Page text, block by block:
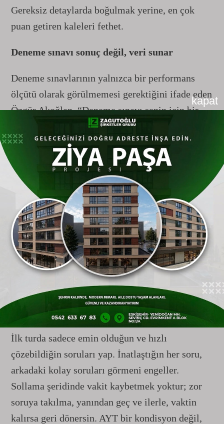
kapat
Gereksiz detaylarda boğulmak yerine, en çok
puan getiren kaleleri fethet.
Deneme sınavı sonuç değil, veri sunar
Deneme sınavlarının yalnızca bir performans
ölçütü olarak görülmemesi gerektiğini ifade eden
Özgür Akoğlan, “Deneme sınavı senin için bir
başarı ölçer değil, bir eksik tespit cihazıdır.
Deneme bittiğinde yanlış yaptığın soruları bir
dosyada biriktir. Her hafta sonu sadece bu
‘yanlışlar dosyasındaki’ soruları yeniden çöz.
Eğer bir soruyu ikinci kez yanlış yapıyorsan, o
konu senin ‘sollama’ engelindir; hemen o
noktaya 30 dakikalık bir operasyon yap.” diye
konuştu.
TYT’de hız, AYT’de bilgi belirleyici
Sınav anında uygulanacak stratejilerin de
başarıda kritik rol oynadığını dile getiren Özgür
Akoğlan, “Sınavda turlama tekniği hayat kurtarır.
İlk turda sadece emin olduğun ve hızlı
çözebildiğin soruları yap. İnatlaştığın her soru,
arkadaki kolay soruları görmeni engeller.
Sollama şeridinde vakit kaybetmek yoktur; zor
soruya takılma, yanından geç ve ilerle, vaktin
kalırsa geri dönersin. AYT bir kondisyon değil,